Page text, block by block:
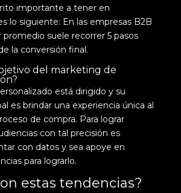
importante a tener en
lo siguiente: En las empresas B2B
suele recorrer 5 pasos
la conversión final.
del marketing de
está dirigido y su
es brindar una experiencia única al
de compra. Para lograr
con tal precisión es
con datos y sea apoye en
para lograrlo.
estas tendencias?